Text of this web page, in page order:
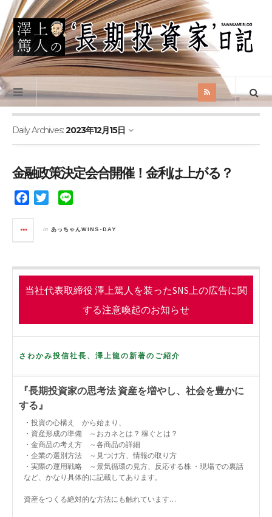
Daily Archives:2023年12月15日
金融政策決定会合開催！金利は上がる？
e
o
o
e
r
n
in あっちゃんWINS-DAY
当社代表取締役 澤上篤人を装ったSNS上の広告に関
する注意喚起のお知らせ
さわかみ投信社長、澤上龍の新著のご紹介
『長期投資家の思考法 資産を増やし、社会を豊かに
する』
・投資の心構え から始まり、
・資産形成の準備 ～おカネとは？ 稼ぐとは？
・金商品の考え方 ～各商品の詳細
・企業の選別方法 ～見つけ方、情報の取り方
・実際の運用戦略 ～景気循環の見方、反応する株 ・現場での裏話
など、かなり具体的に記載してあります。
資産をつくる絶対的な方法にも触れています…